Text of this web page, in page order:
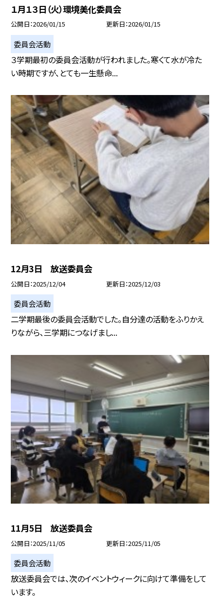
１月１３日（火）環境美化委員会
公開日 2026/01/15 更新日 2026/01/15
委員会活動
３学期最初の委員会活動が行われました。寒くて水が冷た
い時期ですが、とても一生懸命...
12月3日 放送委員会
公開日 2025/12/04 更新日 2025/12/03
委員会活動
二学期最後の委員会活動でした。自分達の活動をふりかえ
りながら、三学期につなげまし...
11月5日 放送委員会
公開日 2025/11/05 更新日 2025/11/05
委員会活動
放送委員会では、次のイベントウィークに向けて準備をして
います。